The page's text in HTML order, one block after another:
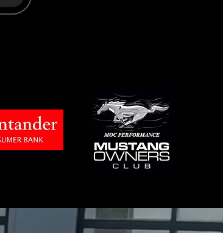
Markt optimiert
für Emotion,